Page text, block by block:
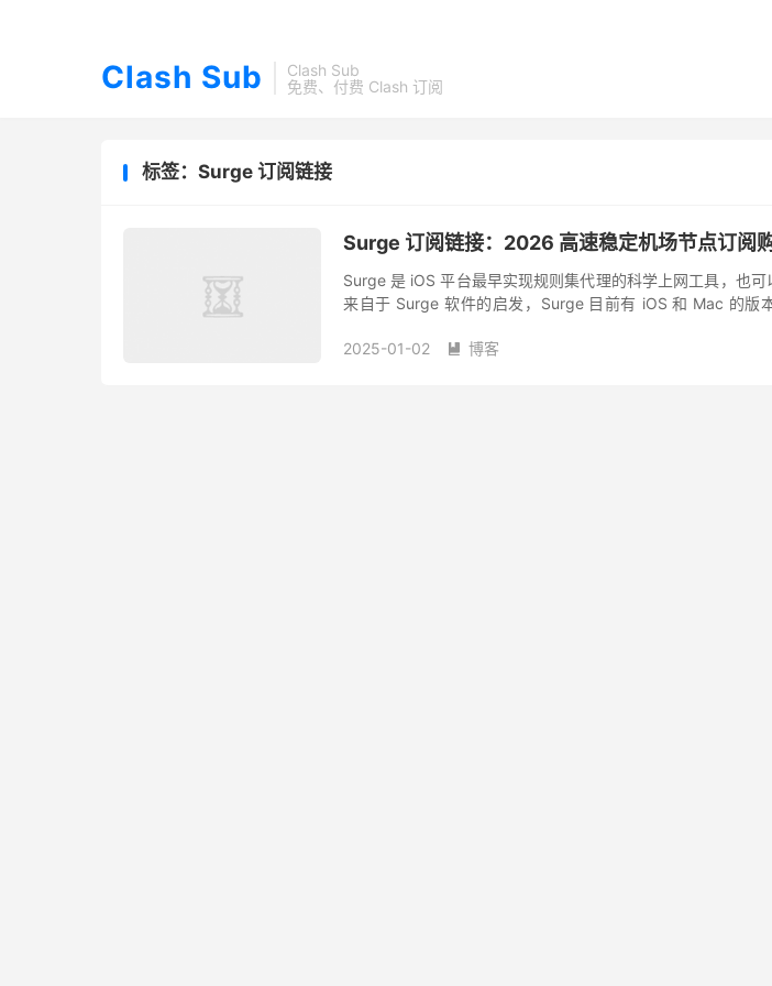
Clash Sub
Clash Sub
免费、付费 Clash 订阅
标签：Surge 订阅链接
Surge 订阅链接：2026 高速稳定机场节点订阅
Surge 是 iOS 平台最早实现规则集代理的科学上网工具，也
来自于 Surge 软件的启发，Surge 目前有 iOS 和 Mac 的版
2025-01-02  博客